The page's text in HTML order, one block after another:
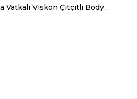
Sarı V Yaka Vatkalı Viskon Çıtçıtlı Bodysuit